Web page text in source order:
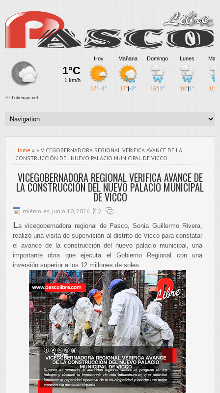
Home » » VICEGOBERNADORA REGIONAL VERIFICA AVANCE DE LA
CONSTRUCCIÓN DEL NUEVO PALACIO MUNICIPAL DE VICCO
VICEGOBERNADORA REGIONAL VERIFICA AVANCE DE
LA CONSTRUCCIÓN DEL NUEVO PALACIO MUNICIPAL
DE VICCO
miércoles, junio 10, 2026
La vicegobernadora regional de Pasco, Sonia Guillermo Rivera,
realizó una visita de supervisión al distrito de Vicco para constatar
el avance de la construcción del nuevo palacio municipal, una
importante obra que ejecuta el Gobierno Regional con una
inversión superior a los 12 millones de soles.